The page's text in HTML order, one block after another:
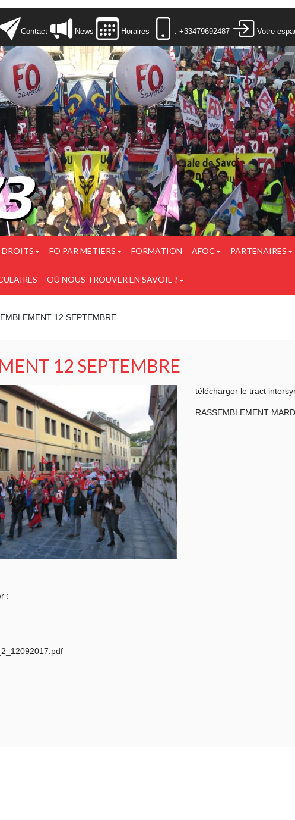
Contact News Horaires : +33479692487 Votre
DROITS FO PAR METIERS FORMATION AFOC PARTENAIRES
OÙ NOUS TROUVER EN SAVOIE ?
12 SEPTEMBRE
12 SEPTEMBRE
télécharger le tract
RASSEMBLEMENT
: